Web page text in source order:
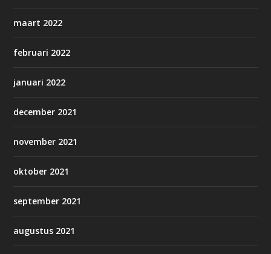
maart 2022
februari 2022
januari 2022
december 2021
november 2021
oktober 2021
september 2021
augustus 2021